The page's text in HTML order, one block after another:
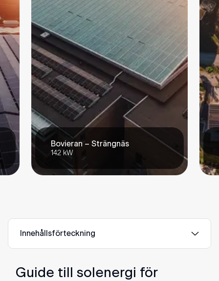
Bovieran – Strängnäs
142 kW
Innehållsförteckning
Guide till solenergi för